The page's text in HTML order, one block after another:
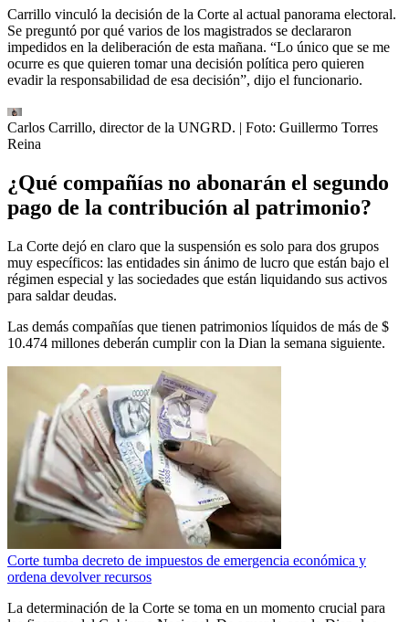
Carrillo vinculó la decisión de la Corte al actual panorama electoral.
Se preguntó por qué varios de los magistrados se declararon
impedidos en la deliberación de esta mañana. “Lo único que se me
ocurre es que quieren tomar una decisión política pero quieren
evadir la responsabilidad de esa decisión”, dijo el funcionario.
Carlos Carrillo, director de la UNGRD. | Foto: Guillermo Torres
Reina
¿Qué compañías no abonarán el segundo
pago de la contribución al patrimonio?
La Corte dejó en claro que la suspensión es solo para dos grupos
muy específicos: las entidades sin ánimo de lucro que están bajo el
régimen especial y las sociedades que están liquidando sus activos
para saldar deudas.
Las demás compañías que tienen patrimonios líquidos de más de $
10.474 millones deberán cumplir con la Dian la semana siguiente.
Corte tumba decreto de impuestos de emergencia económica y
ordena devolver recursos
La determinación de la Corte se toma en un momento crucial para